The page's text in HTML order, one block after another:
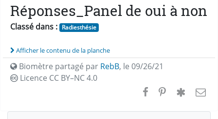
Réponses_Panel de oui à non
Classé dans : Radiesthésie
Afficher le contenu de la planche
Biomètre partagé par RebB, le 09/26/21
Licence CC BY–NC 4.0